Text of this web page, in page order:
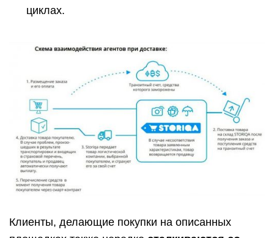
циклах.
Клиенты, делающие покупки на описанных